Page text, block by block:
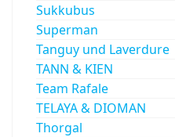
Sukkubus
Superman
Tanguy und Laverdure
TANN & KIEN
Team Rafale
TELAYA & DIOMAN
Thorgal